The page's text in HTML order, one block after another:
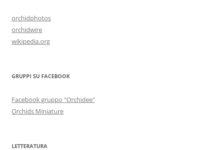
orchidphotos
orchidwire
wikipedia.org
GRUPPI SU FACEBOOK
Facebook gruppo "Orchidee"
Orchids Miniature
LETTERATURA